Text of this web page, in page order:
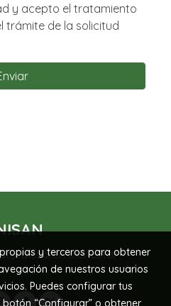
trámite de la solicitud
en bienestar
y terceros para obtener
de nuestros usuarios
Puedes configurar tus
“Configurar” o obtener